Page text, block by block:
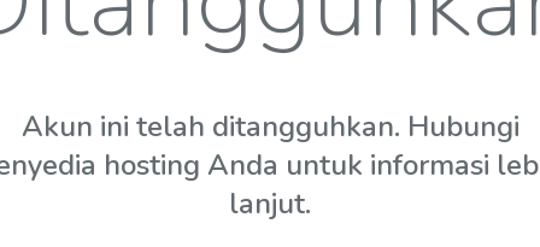
Akun ini telah ditangguhkan. Hubungi
hosting Anda untuk informasi
lanjut.